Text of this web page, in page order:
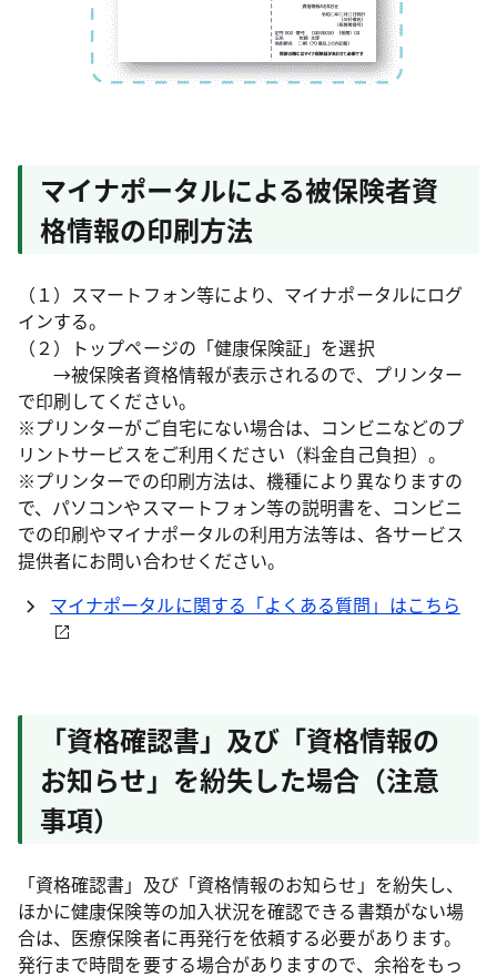
マイナポータルによる被保険者資
格情報の印刷方法
（１）スマートフォン等により、マイナポータルにログ
インする。
（２）トップページの「健康保険証」を選択
→被保険者資格情報が表示されるので、プリンター
で印刷してください。
※プリンターがご自宅にない場合は、コンビニなどのプ
リントサービスをご利用ください（料金自己負担）。
※プリンターでの印刷方法は、機種により異なりますの
で、パソコンやスマートフォン等の説明書を、コンビニ
での印刷やマイナポータルの利用方法等は、各サービス
提供者にお問い合わせください。
マイナポータルに関する「よくある質問」はこちら
「資格確認書」及び「資格情報の
お知らせ」を紛失した場合（注意
事項）
「資格確認書」及び「資格情報のお知らせ」を紛失し、
ほかに健康保険等の加入状況を確認できる書類がない場
合は、医療保険者に再発行を依頼する必要があります。
発行まで時間を要する場合がありますので、余裕をもっ